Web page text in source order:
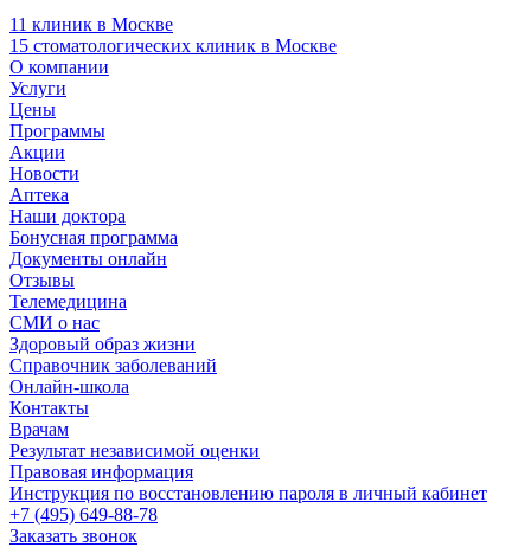
11 клиник в Москве
15 стоматологических клиник в Москве
О компании
Услуги
Цены
Программы
Акции
Новости
Аптека
Наши доктора
Бонусная программа
Документы онлайн
Отзывы
Телемедицина
СМИ о нас
Здоровый образ жизни
Справочник заболеваний
Онлайн-школа
Контакты
Врачам
Результат независимой оценки
Правовая информация
Инструкция по восстановлению пароля в личный кабинет
+7 (495) 649-88-78
Заказать звонок